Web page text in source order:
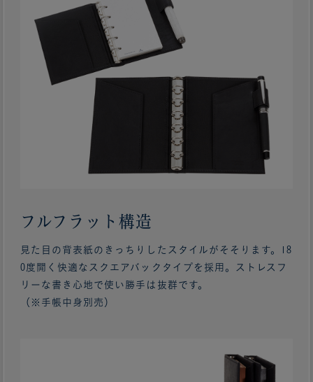
フルフラット構造
見た目の背表紙のきっちりしたスタイルがそそります。18
0度開く快適なスクエアバックタイプを採用。ストレスフ
リーな書き心地で使い勝手は抜群です。
（※手帳中身別売）